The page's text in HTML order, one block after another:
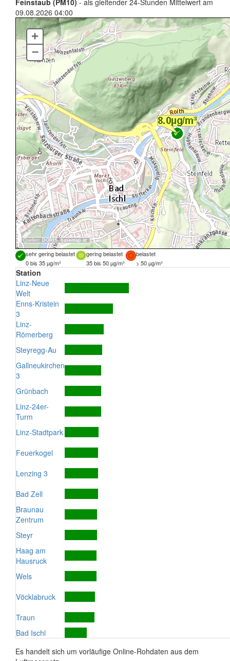
Feinstaub (PM10) - als gleitender 24-Stunden Mittelwert am
09.08.2026 04:00
Quellen: DORIS, basemap.at
+
–
sehr gering belastet gering belastet
belastet
0 bis 35 µg/m³
35 bis 50 µg/m³ > 50 µg/m³
Station
Linz-Neue
Welt
Enns-Kristein
3
Linz-
Römerberg
Steyregg-Au
Gallneukirchen
3
Grünbach
Linz-24er-
Turm
Linz-Stadtpark
Feuerkogel
Lenzing 3
Bad Zell
Braunau
Zentrum
Steyr
Haag am
Hausruck
Wels
Vöcklabruck
Traun
Bad Ischl
Es handelt sich um vorläufige Online-Rohdaten aus dem